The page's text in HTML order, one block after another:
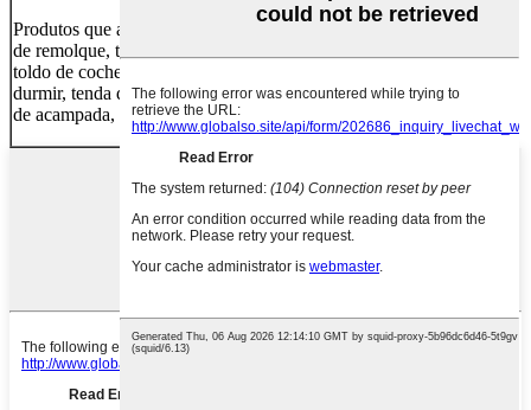
Produtos que abarcan: tenda
de remolque, tenda de teito,
toldo de coche, botín, saco de
durmir, tenda de ducha, tenda
de acampada, etc.